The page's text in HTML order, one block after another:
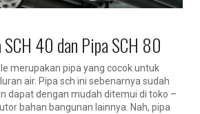
SCH 40 dan Pipa SCH 80
merupakan pipa yang cocok untuk
air. Pipa sch ini sebenarnya sudah
dapat dengan mudah ditemui di toko –
bahan bangunan lainnya. Nah, pipa